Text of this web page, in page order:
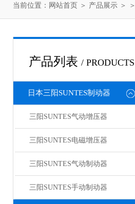
当前位置： 网站首页 ＞ 产品展示 ＞ ＞
产品列表 / PRODUCTS
日本三阳SUNTES制动器
三阳SUNTES气动增压器
三阳SUNTES电磁增压器
三阳SUNTES气动制动器
三阳SUNTES手动制动器